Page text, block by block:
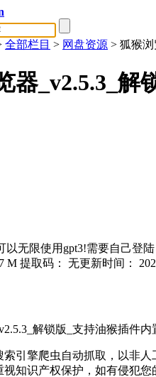
全部栏目 > 网盘资源 > 狐猴
器_v2.5.3_解
以无限使用gpt3!需要自己登
M 提取码： 无更新时间：
解锁版_支持油猴插件
索引擎爬虫自动抓取，以非
视知识产权保护，如有侵犯